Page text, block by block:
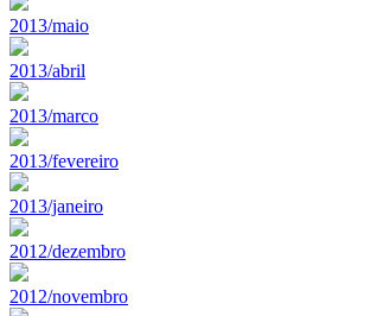
2013/maio
2013/abril
2013/marco
2013/fevereiro
2013/janeiro
2012/dezembro
2012/novembro